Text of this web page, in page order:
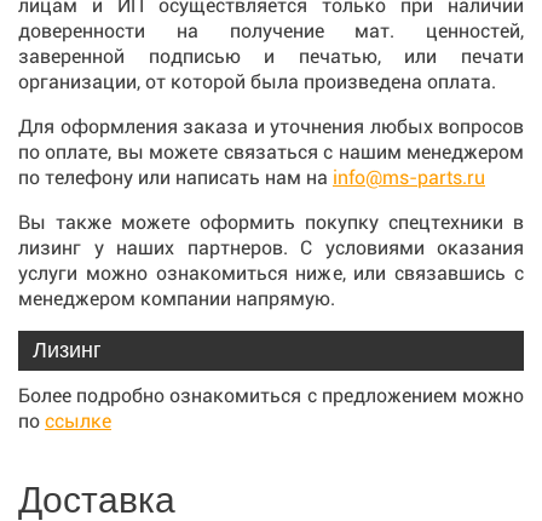
лицам и ИП осуществляется только при наличии
доверенности на получение мат. ценностей,
заверенной подписью и печатью, или печати
организации, от которой была произведена оплата.
Для оформления заказа и уточнения любых вопросов
по оплате, вы можете связаться с нашим менеджером
по телефону или написать нам на info@ms-parts.ru
Вы также можете оформить покупку спецтехники в
лизинг у наших партнеров. С условиями оказания
услуги можно ознакомиться ниже, или связавшись с
менеджером компании напрямую.
Лизинг
Более подробно ознакомиться с предложением можно
по ссылке
Доставка